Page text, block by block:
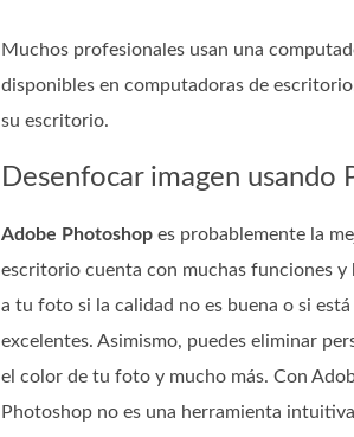
Muchos profesionales usan una
disponibles en computadoras de
su escritorio.
Desenfocar imagen usando
Adobe Photoshop es probablemente la
escritorio cuenta con muchas funciones y
a tu foto si la calidad no es buena o si
excelentes. Asimismo, puedes eliminar
el color de tu foto y mucho más. Con
Photoshop no es una herramienta